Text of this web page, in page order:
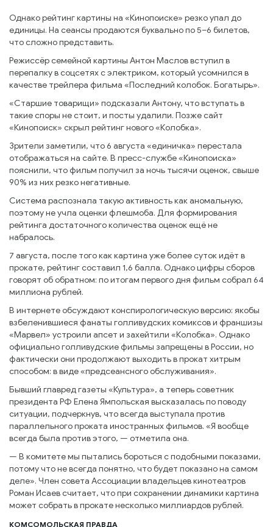
Однако рейтинг картины на «Кинопоиске» резко упал до
единицы. На сеансы продаются буквально по 5–6 билетов,
что сложно представить.
Режиссёр семейной картины Антон Маслов вступил в
перепалку в соцсетях с электриком, который усомнился в
качестве трейлера фильма «Последний колобок. Богатырь».
«Старшие товарищи» подсказали Антону, что вступать в
такие споры не стоит, и посты удалили. Позже сайт
«Кинопоиск» скрыл рейтинг нового «Колобка».
Зрители заметили, что 6 августа «единичка» перестала
отображаться на сайте. В пресс-службе «Кинопоиска»
пояснили, что фильм получил за ночь тысячи оценок, свыше
90% из них резко негативные.
Система распознала такую активность как аномальную,
поэтому не учла оценки флешмоба. Для формирования
рейтинга достаточного количества оценок ещё не
набралось.
7 августа, после того как картина уже более суток идёт в
прокате, рейтинг составил 1,6 балла. Однако цифры сборов
говорят об обратном: по итогам первого дня фильм собрал 64
миллиона рублей.
В интернете обсуждают конспирологическую версию: якобы
взбеленившиеся фанаты голливудских комиксов и франшизы
«Марвел» устроили апсет и захейтили «Колобка». Однако
официально голливудские фильмы запрещены в России, но
фактически они продолжают выходить в прокат хитрым
способом: в виде «предсеансного обслуживания».
Бывший главред газеты «Культура», а теперь советник
президента РФ Елена Ямпольская высказалась по поводу
ситуации, подчеркнув, что всегда выступала против
параллельного проката иностранных фильмов. «Я вообще
всегда была против этого, — отметила она.
— В комитете мы пытались бороться с подобными показами,
потому что не всегда понятно, что будет показано на самом
деле». Член совета Ассоциации владельцев кинотеатров
Роман Исаев считает, что при сохранении динамики картина
может собрать в прокате несколько миллиардов рублей.
КОМСОМОЛЬСКАЯ ПРАВДА